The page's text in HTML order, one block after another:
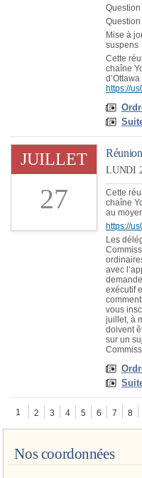
Question
Mise à
suspens
Cette
chaîne
https://
JUILLET
27
LUNDI
Cette
chaîne
au
https://
Les
avec
exécutif
vous
juillet, à
doivent
sur un
Pages
1 2 3 4 5 6 7 8
Nos coordonnées